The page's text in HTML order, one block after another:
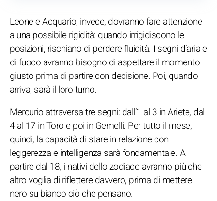
Leone e Acquario, invece, dovranno fare attenzione
a una possibile rigidità: quando irrigidiscono le
posizioni, rischiano di perdere fluidità. I segni d’aria e
di fuoco avranno bisogno di aspettare il momento
giusto prima di partire con decisione. Poi, quando
arriva, sarà il loro turno.
Mercurio attraversa tre segni: dall’1 al 3 in Ariete, dal
4 al 17 in Toro e poi in Gemelli. Per tutto il mese,
quindi, la capacità di stare in relazione con
leggerezza e intelligenza sarà fondamentale. A
partire dal 18, i nativi dello zodiaco avranno più che
altro voglia di riflettere davvero, prima di mettere
nero su bianco ciò che pensano.